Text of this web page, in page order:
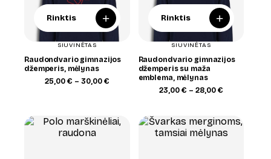
Rinktis +
SIUVINĖTAS
Raudondvario gimnazijos
džemperis, mėlynas
25,00 € – 30,00 €Price
30,00 €
Rinktis +
SIUVINĖTAS
Raudondvario gimnazijos
džemperis su maža
emblema, mėlynas
23,00 € – 28,00 €Price
28,00 €